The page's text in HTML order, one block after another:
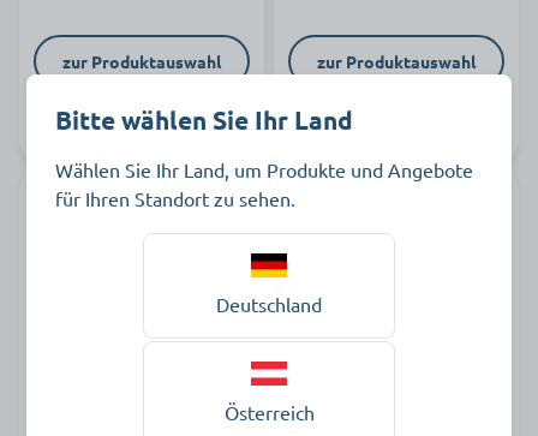
zur Produktauswahl zur Produktauswahl
Bitte wählen Sie Ihr Land
Wählen Sie Ihr Land, um Produkte und Angebote
für Ihren Standort zu sehen.
Deutschland
Österreich